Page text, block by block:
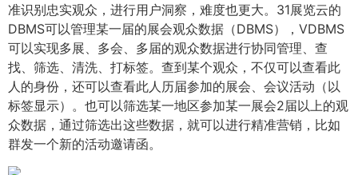
准识别忠实观众，进行用户洞察，难度也更大。31展览云的
DBMS可以管理某一届的展会观众数据（DBMS），VDBMS
可以实现多展、多会、多届的观众数据进行协同管理、查
找、筛选、清洗、打标签。查到某个观众，不仅可以查看此
人的身份，还可以查看此人历届参加的展会、会议活动（以
标签显示）。也可以筛选某一地区参加某一展会2届以上的观
众数据，通过筛选出这些数据，就可以进行精准营销，比如
群发一个新的活动邀请函。